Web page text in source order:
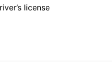
license